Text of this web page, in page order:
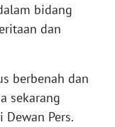
bidang
dan
berbenah dan
sekarang
Pers.